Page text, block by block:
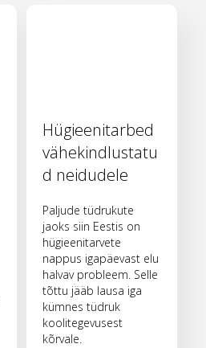
Hügieenitarbed
vähekindlustatu
d neidudele
Paljude tüdrukute
jaoks siin Eestis on
hügieenitarvete
nappus igapäevast elu
halvav probleem. Selle
tõttu jääb lausa iga
kümnes tüdruk
koolitegevusest
kõrvale.